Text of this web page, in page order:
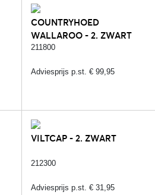
COUNTRYHOED
WALLAROO - 2. ZWART
211800
Adviesprijs p.st. € 99,95
VILTCAP - 2. ZWART
212300
Adviesprijs p.st. € 31,95